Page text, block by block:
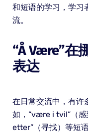
和短语的学习，学习
流。
“å Være”在
表达
在日常交流中，有许
如，“være i tvil”（
etter”（寻找）等短